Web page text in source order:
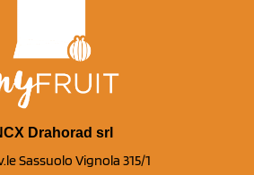
Drahorad srl
Sassuolo Vignola 315/1